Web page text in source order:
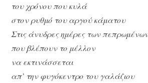
του χρόνου που κυλά
στον ρυθμό του αργού κάματου
Στις άνυδρες ημέρες των
που βλέπουν το μέλλον
να εκτινάσσεται
απ’ την φυγόκεντρο του γαλάζιου